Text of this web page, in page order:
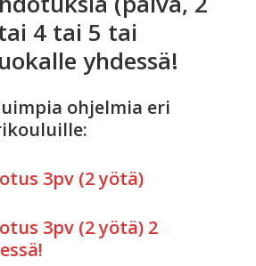
4 tai 5 tai
yhdessä!
ohjelmia eri
3pv (2 yötä)
3pv (2 yötä) 2